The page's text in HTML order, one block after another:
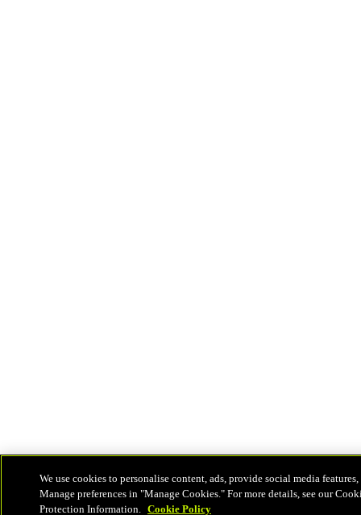
We use cookies to personalise content, ads, provide social media
Manage preferences in "Manage Cookies." For more details, see our
Protection Information. Cookie Policy